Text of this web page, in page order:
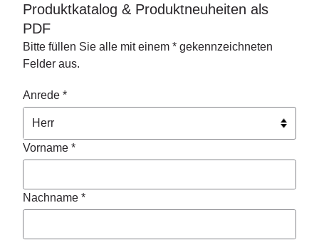
Produktkatalog & Produktneuheiten als
PDF
Bitte füllen Sie alle mit einem * gekennzeichneten
Felder aus.
Anrede *
Vorname *
Nachname *